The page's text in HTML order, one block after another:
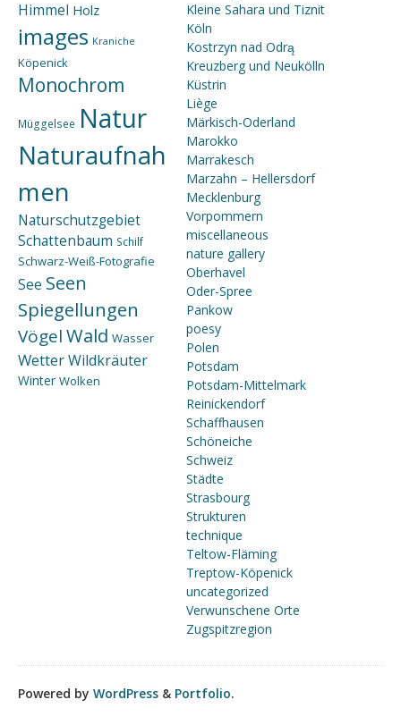
Himmel Holz
images Kraniche
Köpenick
Monochrom
Müggelsee Natur
Naturaufnah
men
Naturschutzgebiet
Schattenbaum Schilf
Schwarz-Weiß-Fotografie
See Seen
Spiegellungen
VögelWald Wasser
WetterWildkräuter
Winter Wolken
Kleine Sahara und Tiznit
Köln
Kostrzyn nad Odrą
Kreuzberg und Neukölln
Küstrin
Liège
Märkisch-Oderland
Marokko
Marrakesch
Marzahn – Hellersdorf
Mecklenburg
Vorpommern
miscellaneous
nature gallery
Oberhavel
Oder-Spree
Pankow
poesy
Polen
Potsdam
Potsdam-Mittelmark
Reinickendorf
Schaffhausen
Schöneiche
Schweiz
Städte
Strasbourg
Strukturen
technique
Teltow-Fläming
Treptow-Köpenick
uncategorized
Verwunschene Orte
Zugspitzregion
Powered by WordPress & Portfolio.